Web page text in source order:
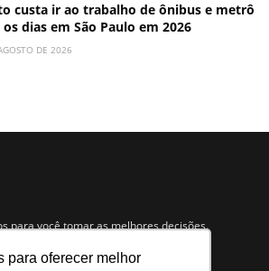
para oferecer melhor
custa ir ao trabalho de ônibus e metrô
dias em São Paulo em 2026
DE 2026
para você tomar as melhores decisões.